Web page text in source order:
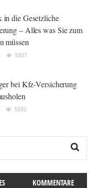
in die Gesetzliche
– Alles was Sie zum
müssen
5937
bei Kfz-Versicherung
5592
KOMMENTARE